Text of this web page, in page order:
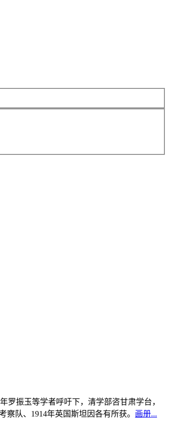
罗振玉等学者呼吁下，清学部咨甘肃学台，
队、1914年英国斯坦因各有所获。 画册...